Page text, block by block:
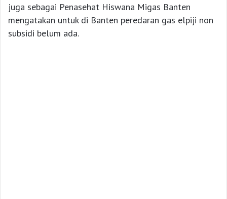
juga sebagai Penasehat Hiswana Migas Banten
mengatakan untuk di Banten peredaran gas elpiji non
subsidi belum ada.